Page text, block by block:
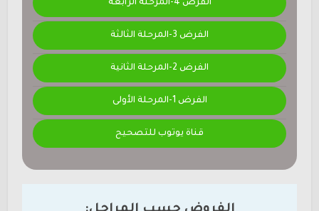
الفرض 3-المرحلة الثالثة
الفرض 2-المرحلة الثانية
الفرض 1-المرحلة الأولى
قناة يوتوب للتصحيح
الفروض حسب المراحل: